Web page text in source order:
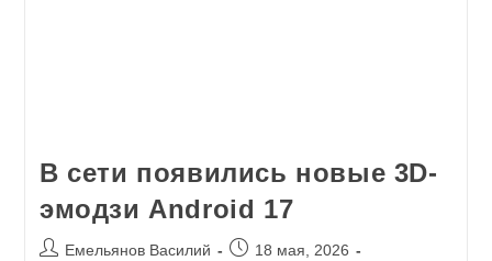
В сети появились новые 3D-
эмодзи Android 17
Емельянов Василий
18 мая, 2026